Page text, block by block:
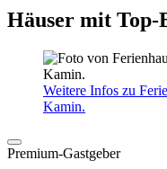
Häuser mit Top-
Weitere Infos zu
Kamin.
Premium-Gastgeber